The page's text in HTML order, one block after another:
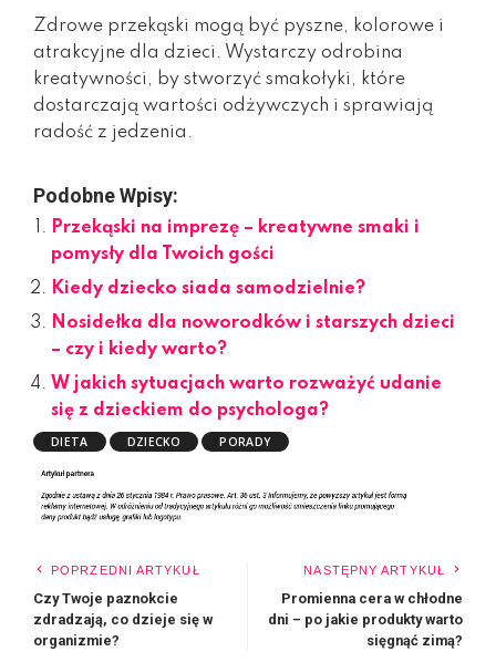
Zdrowe przekąski mogą być pyszne, kolorowe i
atrakcyjne dla dzieci. Wystarczy odrobina
kreatywności, by stworzyć smakołyki, które
dostarczają wartości odżywczych i sprawiają
radość z jedzenia.
Podobne Wpisy:
Przekąski na imprezę – kreatywne smaki i
pomysły dla Twoich gości
Kiedy dziecko siada samodzielnie?
Nosidełka dla noworodków i starszych dzieci
– czy i kiedy warto?
W jakich sytuacjach warto rozważyć udanie
się z dzieckiem do psychologa?
DIETA DZIECKO PORADY
POPRZEDNI ARTYKUŁ
Czy Twoje paznokcie
zdradzają, co dzieje się w
organizmie?
NASTĘPNY ARTYKUŁ
Promienna cera w chłodne
dni – po jakie produkty warto
sięgnąć zimą?